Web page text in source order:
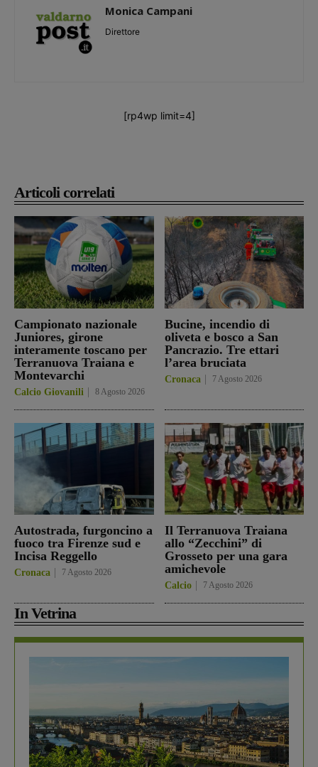
Articoli correlati
Campionato nazionale
Juniores, girone
interamente toscano per
Terranuova Traiana e
Montevarchi
Calcio Giovanili 8 Agosto 2026
Bucine, incendio di
oliveta e bosco a San
Pancrazio. Tre ettari
l’area bruciata
Cronaca 7 Agosto 2026
Autostrada, furgoncino a
fuoco tra Firenze sud e
Incisa Reggello
Cronaca 7 Agosto 2026
Il Terranuova Traiana
allo “Zecchini” di
Grosseto per una gara
amichevole
Calcio 7 Agosto 2026
In Vetrina
Monica Campani
Direttore
[rp4wp limit=4]